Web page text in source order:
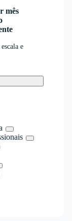
mês
e